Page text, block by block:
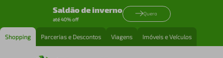
Saldão de inverno
até 40% off
Quero
Shopping Parcerias e Descontos Viagens Imóveis e Veículos